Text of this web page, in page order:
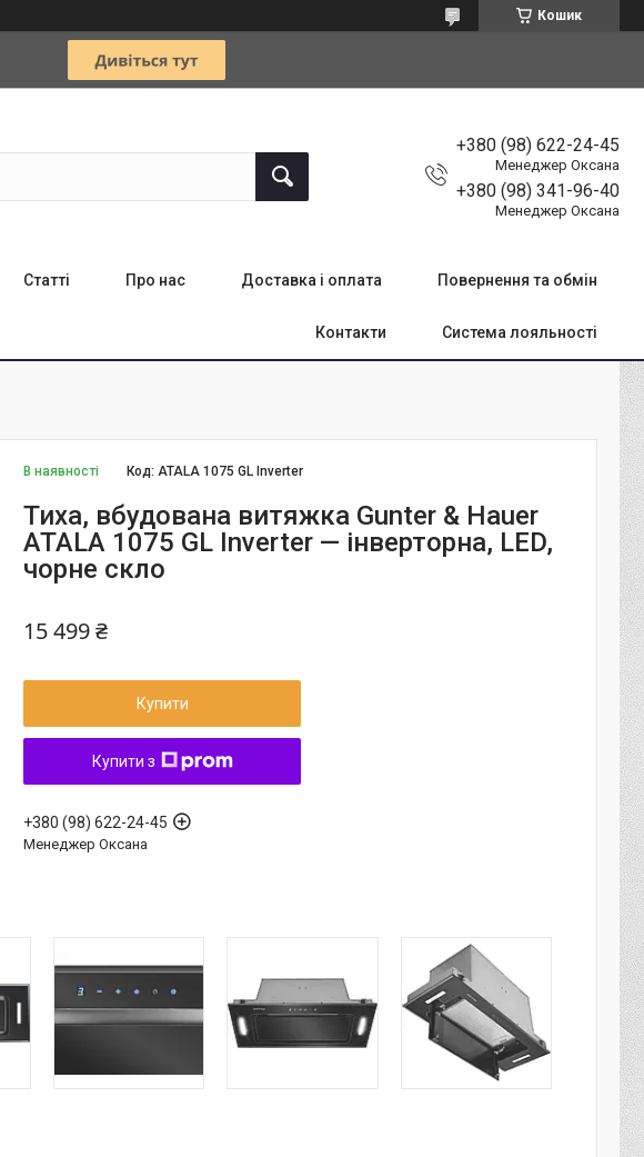
Кошик
+380 (98) 622-24-45
Менеджер Оксана
+380 (98) 341-96-40
Менеджер Оксана
Статті Про нас Доставка і оплата Повернення та обмін
Контакти Система лояльності
В наявності Код:ATALA 1075 GL Inverter
Тиха, вбудована витяжка Gunter & Hauer
ATALA 1075 GL Inverter — інверторна, LED,
чорне скло
15 499 ₴
Купити
Купити з
+380 (98) 622-24-45
Менеджер Оксана